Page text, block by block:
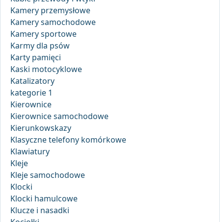
Kamery przemysłowe
Kamery samochodowe
Kamery sportowe
Karmy dla psów
Karty pamięci
Kaski motocyklowe
Katalizatory
kategorie 1
Kierownice
Kierownice samochodowe
Kierunkowskazy
Klasyczne telefony komórkowe
Klawiatury
Kleje
Kleje samochodowe
Klocki
Klocki hamulcowe
Klucze i nasadki